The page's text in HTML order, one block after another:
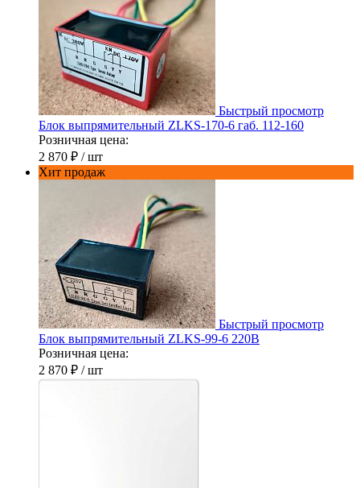
Быстрый просмотр
Блок выпрямительный ZLKS-170-6 габ. 112-160
Розничная цена:
2 870 ₽ / шт
Хит продаж
Быстрый просмотр
Блок выпрямительный ZLKS-99-6 220В
Розничная цена:
2 870 ₽ / шт